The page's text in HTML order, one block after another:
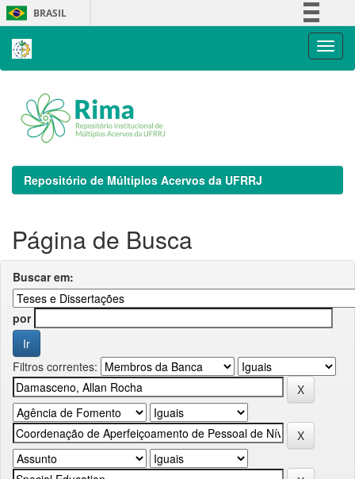
Skip
navigation
BRASIL
Repositório de Múltiplos Acervos da UFRRJ
Página de Busca
Buscar em:
por
Filtros correntes: